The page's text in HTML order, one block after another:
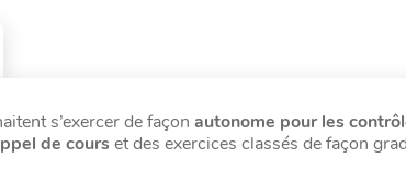
s’exercer de façon autonome pour les
de cours et des exercices classés de façon